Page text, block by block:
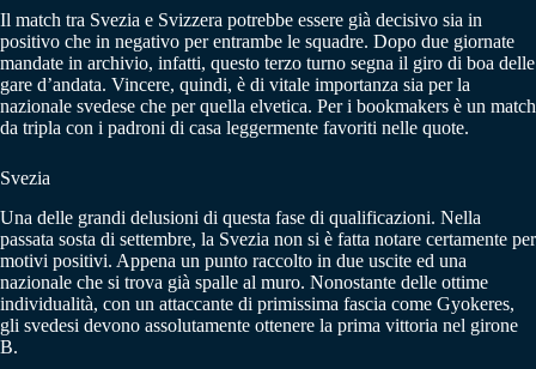
Il match tra Svezia e Svizzera potrebbe essere già decisivo sia in
positivo che in negativo per entrambe le squadre. Dopo due giornate
mandate in archivio, infatti, questo terzo turno segna il giro di boa delle
gare d’andata. Vincere, quindi, è di vitale importanza sia per la
nazionale svedese che per quella elvetica. Per i bookmakers è un match
da tripla con i padroni di casa leggermente favoriti nelle quote.
Svezia
Una delle grandi delusioni di questa fase di qualificazioni. Nella
passata sosta di settembre, la Svezia non si è fatta notare certamente per
motivi positivi. Appena un punto raccolto in due uscite ed una
nazionale che si trova già spalle al muro. Nonostante delle ottime
individualità, con un attaccante di primissima fascia come Gyokeres,
gli svedesi devono assolutamente ottenere la prima vittoria nel girone
B.